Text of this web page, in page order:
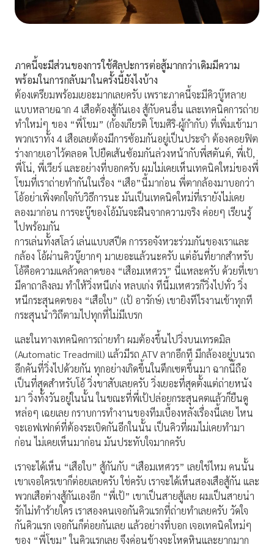
ภาคนี้จะมีส่วนของการใช้ศิลปะการต่อสู้มากกว่าเดิมมีความ
พร้อมในการกลับมาในครั้งนี้ยังไงบ้าง
ต้องเตรียมพร้อมเยอะมากเลยครับ เพราะภาคนี้จะมีคิวบู๊หลาย
แบบหลายฉาก 4 เสือต้องสู้กันเอง สู้กับคนอื่น และเทคนิคการถ่าย
ทำใหม่ๆ ของ “พี่โขม” (ก้องเกียรติ โขมศิริ-ผู้กำกับ) ที่เพิ่มเข้ามา
พวกเราทั้ง 4 เสือเลยต้องมีการซ้อมกันอยู่เป็นประจำ ต้องคอยฟิต
ร่างกายเอาไว้ตลอด ไปยืดเส้นซ้อมกันล่วงหน้ากับพี่สตันต์, พี่เป้,
พี่โน่, พี่เวียร์ และอย่างที่บอกครับ ผมไม่เคยเห็นเทคนิคใหม่ของพี่
โขมที่เราถ่ายทำกันในเรื่อง “เสือ”นี้มาก่อน พี่ตากล้องมาบอกว่า
โอ้อย่าเพิ่งตกใจกับวิธีการนะ มันเป็นเทคนิคใหม่ที่เรายังไม่เคย
ลองมาก่อน การจะบู๊ของโอ้มันจะฝืนจากความจริง ค่อยๆ เรียนรู้
ไปพร้อมกัน
การเล่นทั้งสโลว์ เล่นแบบสปีด การรอจังหวะร่วมกันของเราและ
กล้อง โอ้ผ่านคิวบู๊ยากๆ มาเยอะแล้วนะครับ แต่อันที่ยากสำหรับ
โอ้คือความแคล้วคลาดของ “เสือมเหศวร” นี่แหละครับ ด้วยที่เขา
มีคาถาลิงลม ทำให้วิ่งหนีเก่ง หลบเก่ง ทีนี้มเหศวรก็วิ่งไปทั่ว วิ่ง
หนีกระสุนคตของ “เสือใบ” (เป้ อารักษ์) เขายิงทีไรงานเข้าทุกที
กระสุนนำวิถีตามไปทุกที่ไม่มีเบรก
และในทางเทคนิคการถ่ายทำ ผมต้องขึ้นไปวิ่งบนเทรดมิล
(Automatic Treadmill) แล้วมีรถ ATV ลากอีกที มีกล้องอยู่บนรถ
อีกคันที่วิ่งไปด้วยกัน ทุกอย่างเกิดขึ้นในตึกเซตขึ้นมา ฉากนี้ถือ
เป็นที่สุดสำหรับโอ้ วิ่งขาสับเลยครับ วิ่งเยอะที่สุดตั้งแต่ถ่ายหนัง
มา วิ่งทั้งวันอยู่ในนั้น ในขณะที่พี่เป้ปล่อยกระสุนคตแล้วก็ยืนดู
หล่อๆ เฉยเลย กราบการทำงานของทีมเบื้องหลังเรื่องนี้เลย ไหน
จะเอฟเฟกต์ที่ต้องระเบิดกันอีกในนั้น เป็นคิวที่ผมไม่เคยทำมา
ก่อน ไม่เคยเห็นมาก่อน มันประทับใจมากครับ
เราจะได้เห็น “เสือใบ” สู้กันกับ “เสือมเหศวร” เลยใช่ไหม คนนั้น
เขาเจอใครเขาก็ต่อยเลยครับ ใช่ครับ เราจะได้เห็นสองเสือสู้กัน และ
พวกเสือต่างสู้กันเองอีก “พี่เป้” เขาเป็นสายสู้เลย ผมเป็นสายน่า
รักไม่ทำร้ายใคร เราสองคนเจอกันคิวแรกที่ถ่ายทำเลยครับ วัดใจ
กันคิวแรก เจอกันก็ต่อยกันเลย แล้วอย่างที่บอก เจอเทคนิคใหม่ๆ
ของ “พี่โขม” ในคิวแรกเลย จึงค่อนข้างจะโหดหินและยากมาก